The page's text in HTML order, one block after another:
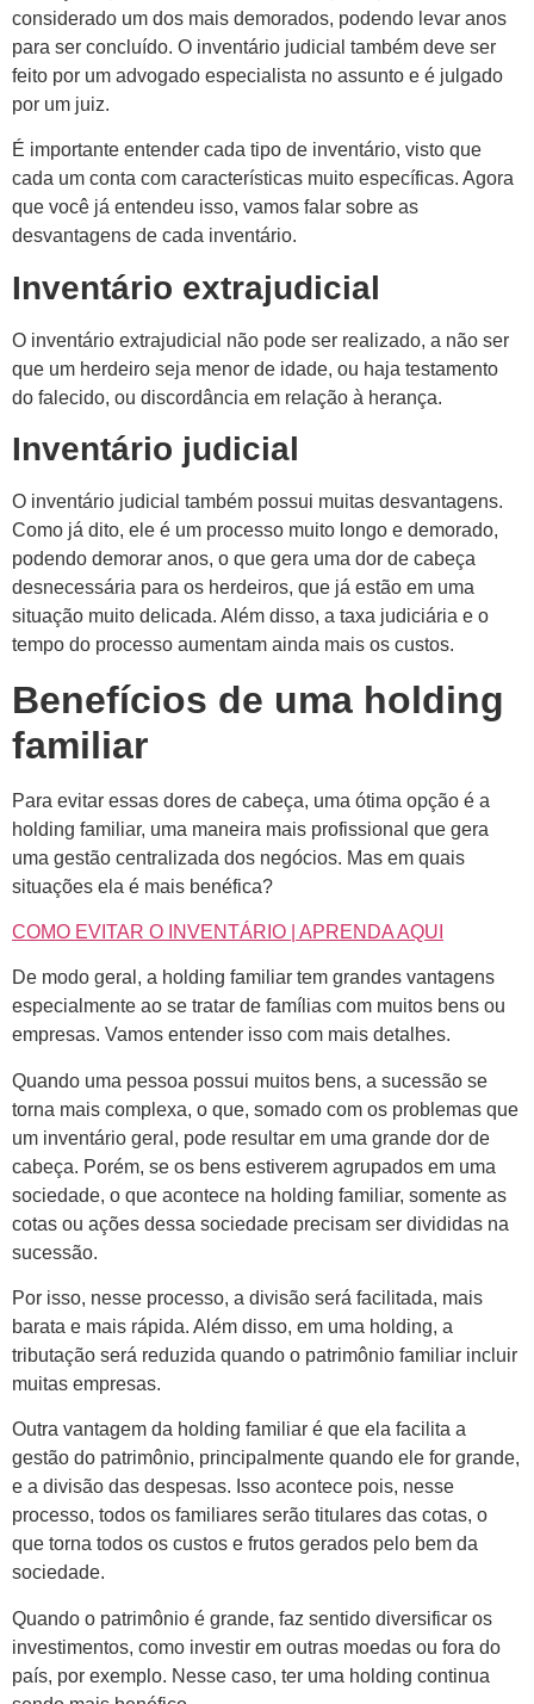
considerado um dos mais demorados, podendo levar anos
para ser concluído. O inventário judicial também deve ser
feito por um advogado especialista no assunto e é julgado
por um juiz.
É importante entender cada tipo de inventário, visto que
cada um conta com características muito específicas. Agora
que você já entendeu isso, vamos falar sobre as
desvantagens de cada inventário.
Inventário extrajudicial
O inventário extrajudicial não pode ser realizado, a não ser
que um herdeiro seja menor de idade, ou haja testamento
do falecido, ou discordância em relação à herança.
Inventário judicial
O inventário judicial também possui muitas desvantagens.
Como já dito, ele é um processo muito longo e demorado,
podendo demorar anos, o que gera uma dor de cabeça
desnecessária para os herdeiros, que já estão em uma
situação muito delicada. Além disso, a taxa judiciária e o
tempo do processo aumentam ainda mais os custos.
Benefícios de uma holding
familiar
Para evitar essas dores de cabeça, uma ótima opção é a
holding familiar, uma maneira mais profissional que gera
uma gestão centralizada dos negócios. Mas em quais
situações ela é mais benéfica?
COMO EVITAR O INVENTÁRIO | APRENDA AQUI
De modo geral, a holding familiar tem grandes vantagens
especialmente ao se tratar de famílias com muitos bens ou
empresas. Vamos entender isso com mais detalhes.
Quando uma pessoa possui muitos bens, a sucessão se
torna mais complexa, o que, somado com os problemas que
um inventário geral, pode resultar em uma grande dor de
cabeça. Porém, se os bens estiverem agrupados em uma
sociedade, o que acontece na holding familiar, somente as
cotas ou ações dessa sociedade precisam ser divididas na
sucessão.
Por isso, nesse processo, a divisão será facilitada, mais
barata e mais rápida. Além disso, em uma holding, a
tributação será reduzida quando o patrimônio familiar incluir
muitas empresas.
Outra vantagem da holding familiar é que ela facilita a
gestão do patrimônio, principalmente quando ele for grande,
e a divisão das despesas. Isso acontece pois, nesse
processo, todos os familiares serão titulares das cotas, o
que torna todos os custos e frutos gerados pelo bem da
sociedade.
Quando o patrimônio é grande, faz sentido diversificar os
investimentos, como investir em outras moedas ou fora do
país, por exemplo. Nesse caso, ter uma holding continua